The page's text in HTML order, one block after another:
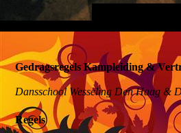
Gedragsregels Kampleiding &
Dansschool Wesseling Den Haag &
Regels